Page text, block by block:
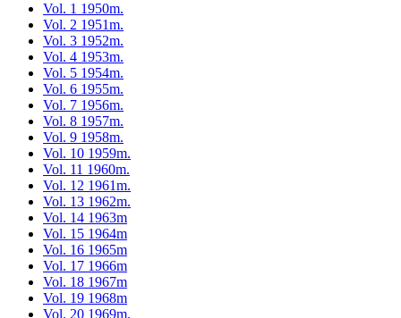
Vol. 1 1950m.
Vol. 2 1951m.
Vol. 3 1952m.
Vol. 4 1953m.
Vol. 5 1954m.
Vol. 6 1955m.
Vol. 7 1956m.
Vol. 8 1957m.
Vol. 9 1958m.
Vol. 10 1959m.
Vol. 11 1960m.
Vol. 12 1961m.
Vol. 13 1962m.
Vol. 14 1963m
Vol. 15 1964m
Vol. 16 1965m
Vol. 17 1966m
Vol. 18 1967m
Vol. 19 1968m
Vol. 20 1969m.